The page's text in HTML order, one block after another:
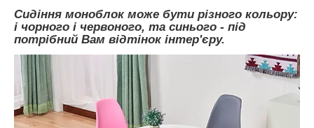
Сидіння моноблок може бути різного кольору:
і чорного і червоного, та синього - під
потрібний Вам відтінок інтер'єру.